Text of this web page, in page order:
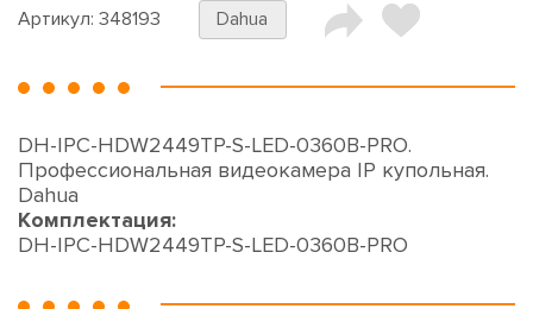
Артикул: 348193 Dahua
DH-IPC-HDW2449TP-S-LED-0360B-PRO.
Профессиональная видеокамера IP купольная.
Dahua
Комплектация:
DH-IPC-HDW2449TP-S-LED-0360B-PRO